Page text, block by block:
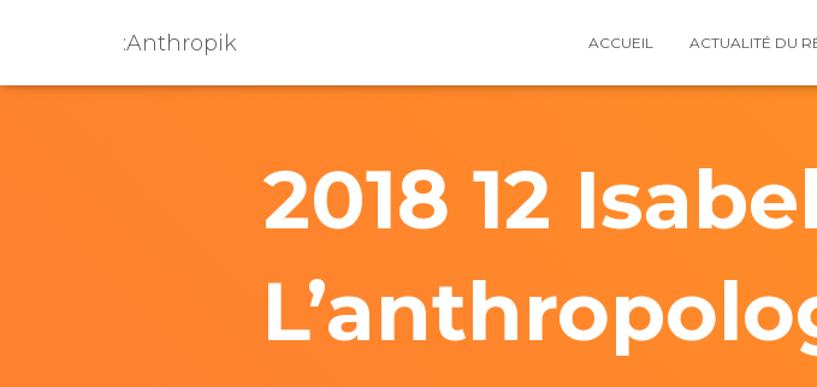
:Anthropik ACCUEIL ACTUALITÉ DU
2018 12